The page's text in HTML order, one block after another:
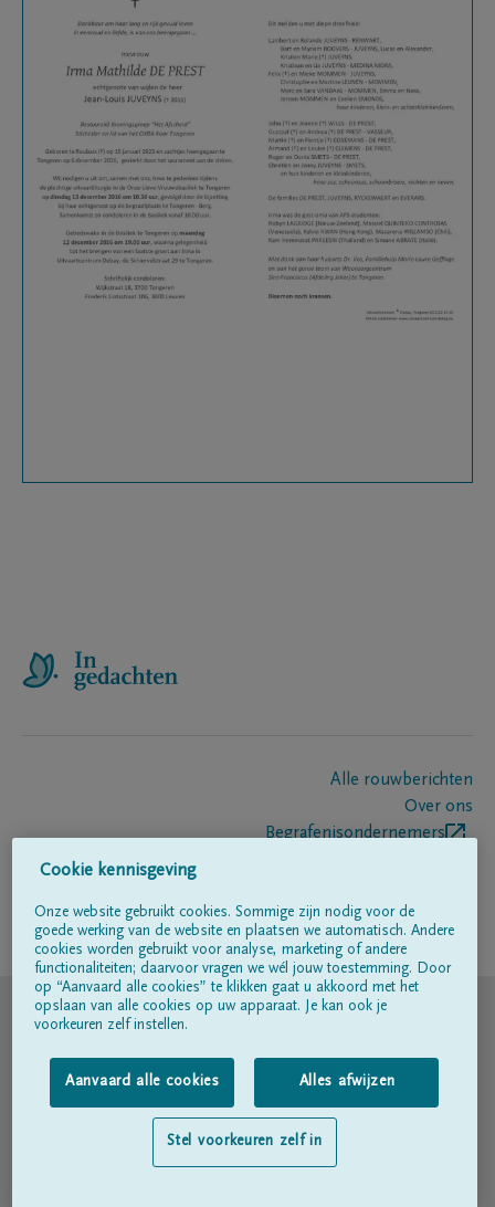
Alle rouwberichten
Over ons
Begrafenisondernemers
Volg ons op
© DELA
Gebruiksvoorwaarden
Privacyverklaring
Toegankelijkheidsverklaring
Cookie kennisgeving
Onze website gebruikt cookies. Sommige zijn nodig voor de
goede werking van de website en plaatsen we automatisch. Andere
cookies worden gebruikt voor analyse, marketing of andere
functionaliteiten; daarvoor vragen we wél jouw toestemming. Door
op “Aanvaard alle cookies” te klikken gaat u akkoord met het
opslaan van alle cookies op uw apparaat. Je kan ook je
voorkeuren zelf instellen.
Aanvaard alle cookies Alles afwijzen
Stel voorkeuren zelf in